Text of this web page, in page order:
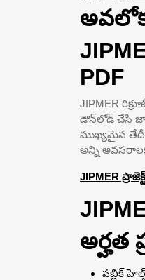
PDF
JIPMER
డౌన్‌లోడ్ చేసి
ముఖ్యమైన
అన్ని
JIPMER
అర్హత
పబ్లిక్